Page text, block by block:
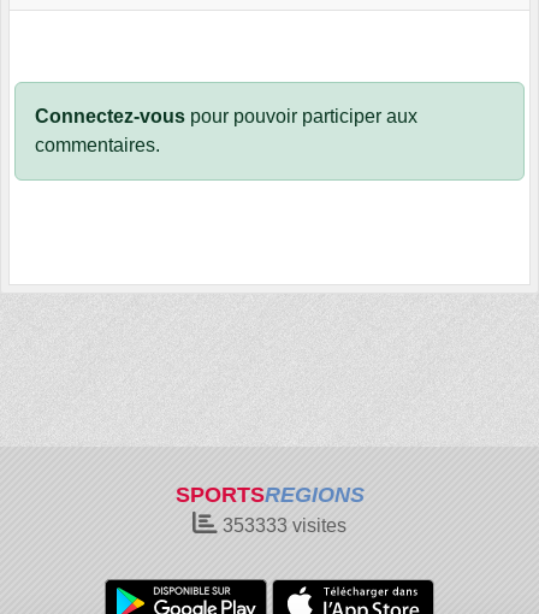
Connectez-vous pour pouvoir participer aux
commentaires.
SPORTSREGIONS
353333 visites